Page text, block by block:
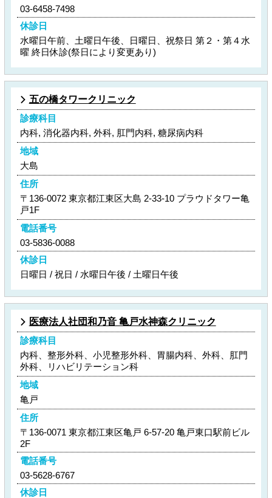
03-6458-7498
休診日
水曜日午前、土曜日午後、日曜日、祝祭日 第２・第４水
曜 終日休診(祭日により変更あり)
五の橋タワークリニック
診療科目
内科, 消化器内科, 外科, 肛門内科, 糖尿病内科
地域
大島
住所
〒136-0072 東京都江東区大島 2-33-10 プラウドタワー亀
戸1F
電話番号
03-5836-0088
休診日
日曜日 / 祝日 / 水曜日午後 / 土曜日午後
医療法人社団和乃音 亀戸水神森クリニック
診療科目
内科、整形外科、小児整形外科、胃腸内科、外科、肛門
外科、リハビリテーション科
地域
亀戸
住所
〒136-0071 東京都江東区亀戸 6-57-20 亀戸東口駅前ビル
2F
電話番号
03-5628-6767
休診日